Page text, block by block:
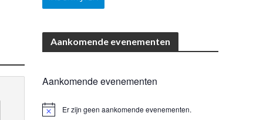
Aankomende evenementen
Aankomende evenementen
B
Er zijn geen aankomende evenementen.